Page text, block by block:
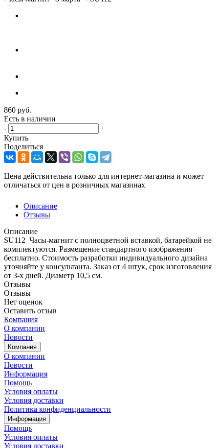
860 руб.
Есть в наличии
-
+
Купить
Поделиться
Цена действительна только для интернет-магазина и может
отличаться от цен в розничных магазинах
Описание
Отзывы
Описание
SU112 Часы-магнит с полноцветной вставкой, батарейкой не
комплектуются. Размещение стандартного изображения
бесплатно. Стоимость разработки индивидуального дизайна
уточняйте у консультанта. Заказ от 4 штук, срок изготовления
от 3-х дней. Диаметр 10,5 см.
Отзывы
Отзывы
Нет оценок
Оставить отзыв
Компания
О компании
Новости
Компания
О компании
Новости
Информация
Помощь
Условия оплаты
Условия доставки
Политика конфиденциальности
Информация
Помощь
Условия оплаты
Условия доставки